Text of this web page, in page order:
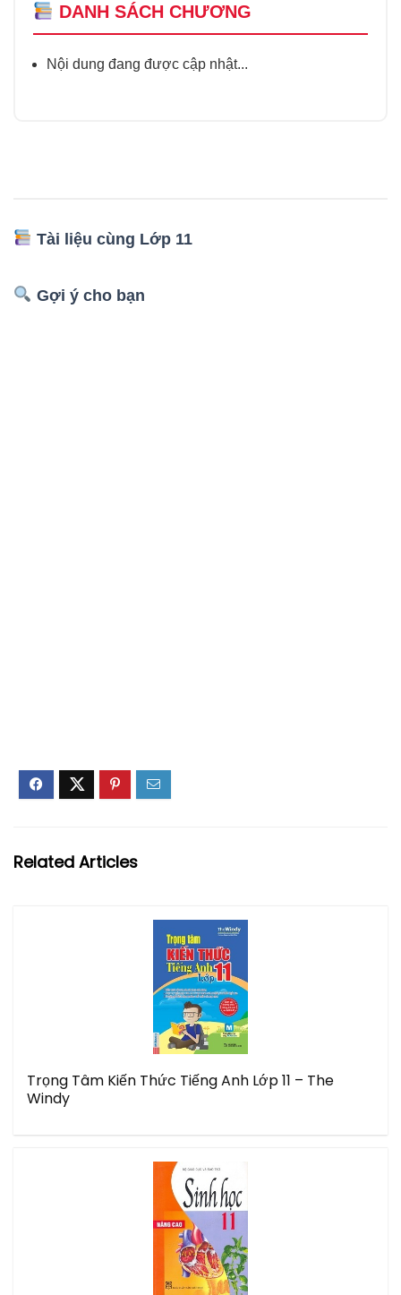
DANH SÁCH CHƯƠNG
Nội dung đang được cập nhật...
Tài liệu cùng Lớp 11
Gợi ý cho bạn
Related Articles
Trọng Tâm Kiến Thức Tiếng Anh Lớp 11 – The
Windy